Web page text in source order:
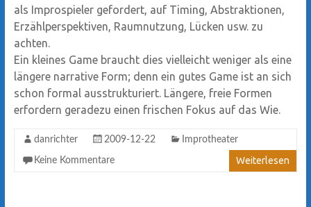
als Improspieler gefordert, auf Timing, Abstraktionen,
Erzählperspektiven, Raumnutzung, Lücken usw. zu
achten.
Ein kleines Game braucht dies vielleicht weniger als eine
längere narrative Form; denn ein gutes Game ist an sich
schon formal ausstrukturiert. Längere, freie Formen
erfordern geradezu einen frischen Fokus auf das Wie.
danrichter 2009-12-22 Improtheater
Keine Kommentare Weiterlesen